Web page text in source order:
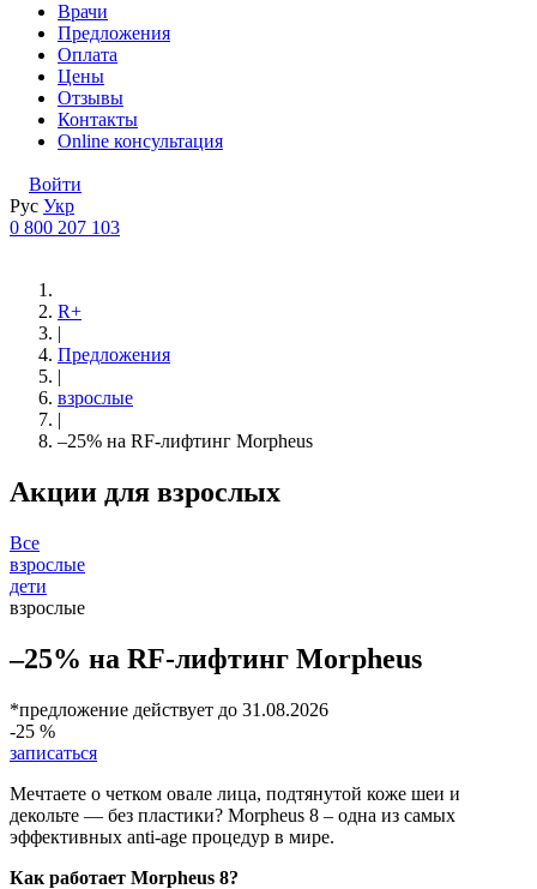
Врачи
Предложения
Оплата
Цены
Отзывы
Контакты
Online консультация
Войти
Рус Укр
0 800 207 103
R+
|
Предложения
|
взрослые
|
–25% на RF-лифтинг Morpheus
Акции для взрослых
Все
взрослые
дети
взрослые
–25% на RF-лифтинг Morpheus
*предложение действует до 31.08.2026
-25 %
записаться
Мечтаете о четком овале лица, подтянутой коже шеи и
декольте — без пластики? Morpheus 8 – одна из самых
эффективных anti-age процедур в мире.
Как работает Morpheus 8?